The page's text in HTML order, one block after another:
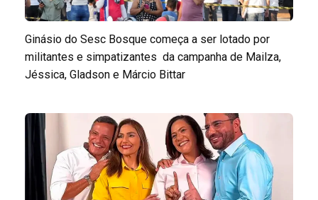
Ginásio do Sesc Bosque começa a ser lotado por
militantes e simpatizantes da campanha de Mailza,
Jéssica, Gladson e Márcio Bittar